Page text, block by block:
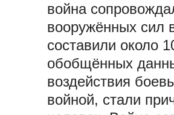
война
вооружённых сил
составили около
обобщённых
воздействия
войной, стали